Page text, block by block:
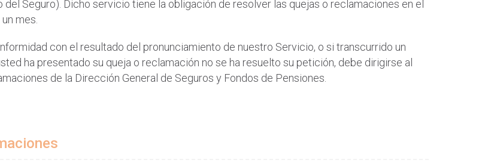
Seguro). Dicho servicio tiene la obligación de resolver las quejas o reclamaciones en el
mes.
con el resultado del pronunciamiento de nuestro Servicio, o si transcurrido un
ha presentado su queja o reclamación no se ha resuelto su petición, debe dirigirse al
de la Dirección General de Seguros y Fondos de Pensiones.